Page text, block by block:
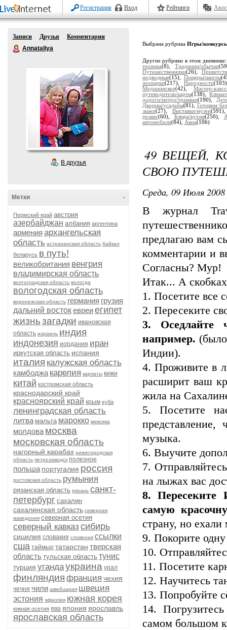
Регистрация Вход Рейтинги
Записи Друзья
Комментарии
Annataliya
В друзья
-
Метки
Пермский край австрия
азербайджан албания аргентина
армения архангельская
область астраханская область байкал
беларусь в путь!
великобритания венгрия
владимирская область
волгоградская область вологда
вологодская область
воронежская область германия грузия
дальний востокевреиегипет
жизньзагадки ивановская
область израиль индия
индонезия иордания иран
иркутская область испания
италия калужская область
камбоджа карелия карпаты кижи
китай костромская область
краснодарский край
красноярский край крым куба
ленинградская область
литва мальта марокко мексика
молдова москва
московская область
нагорный карабах нижегородская
область петрозаводск полезное
польша португалия россия
ростовская область румыния
рязанская область рязань санкт-
петербург сахалин
сахалинская область северная
македония северная осетия
северный кавказ сибирь
сицилия словакия словения ссылки
сша таймыр татарстан тверская
область тульская область тунис
турция угандаукраина урал
финляндия франция чехия
чечня чили швейцария швеция
эстония эфиопия южная корея
южная осетия ява япония ярославль
ярославская область
Выбрана рубрика Игры/
Другие рубрики в этом
техника(8), Традиции/обычаи
Путешественники(26),
подводные(15), Пещеры/шахты
зоопарки(217), Народности
Медицинское(42), Мастер-
путеводители/карты(138),Климат
дороги/метро/трамваи(190),
Дворцы/усадьбы(81), Готовим
лыжи(27), Выставки/музеи
релакс(60), Блюда/кухня(250),
автомобили(84), Авиа(106)
49 ВЕЩЕЙ,
СВОЮ
Среда, 09 Июля
В журнал
предлагаю вам
комментарии и
Согласны? Мур!
Итак... А
1. Посетите все
2. Пересеките
3. Оседлайте
например.
Индии).
4. Проживите в
расширит ваш
жила на
5. Посетите
представление,
музыка.
6. Выучите
7.
на лыжах вас
8.
самую
страну, но
9. Покорите
10.
11. Посетите
12. Научитесь
13. Попробуйте
14.
самом большом